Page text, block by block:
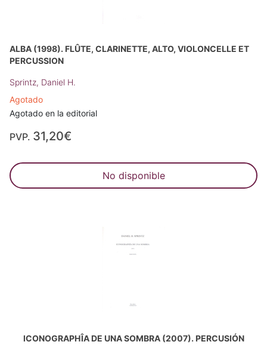
ALBA (1998). FLÛTE, CLARINETTE, ALTO, VIOLONCELLE ET
PERCUSSION
Sprintz, Daniel H.
Agotado
Agotado en la editorial
PVP. 31,20€
No disponible
ICONOGRAPHÎA DE UNA SOMBRA (2007). PERCUSIÓN